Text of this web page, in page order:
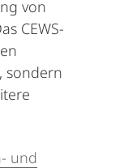
von
CEWS-
sondern
und